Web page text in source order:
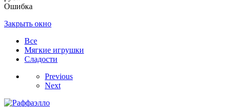
Ошибка
Закрыть окно
Все
Мягкие игрушки
Сладости
Previous
Next